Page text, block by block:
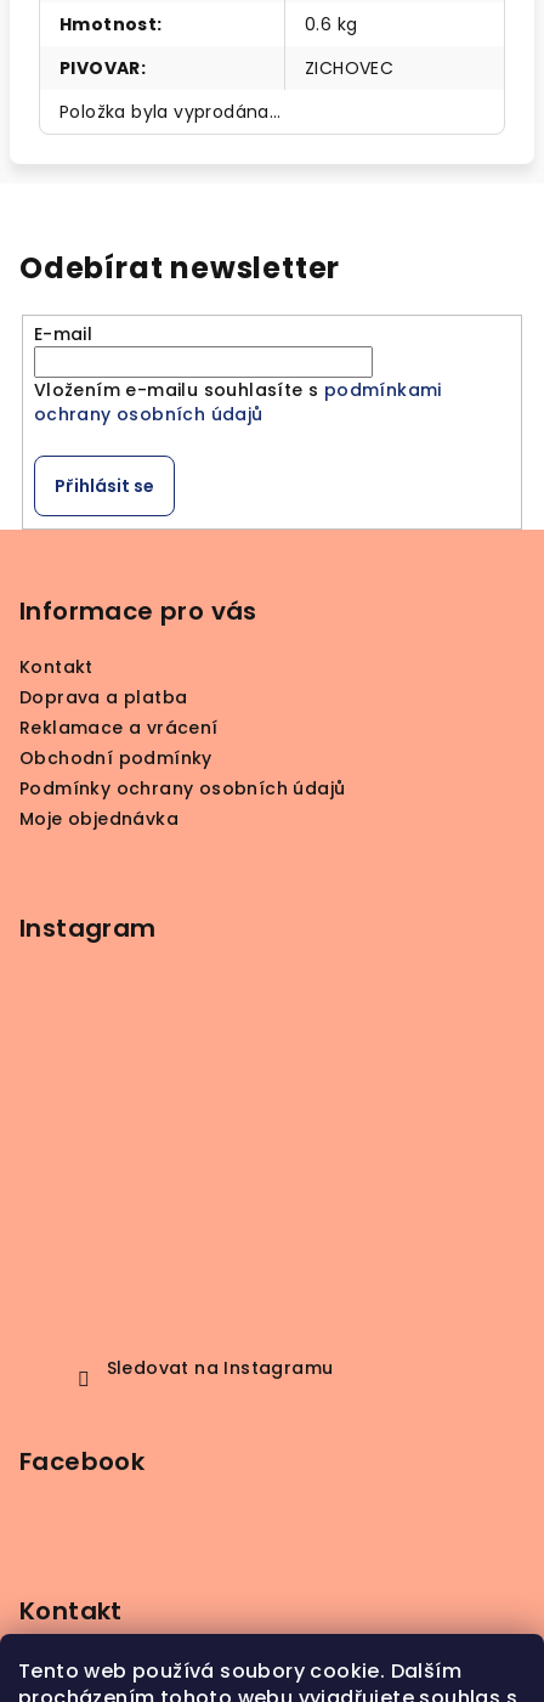
Tento web používá soubory cookie. Dalším
Hmotnost:
0.6 kg
PIVOVAR:
ZICHOVEC
Položka byla vyprodána…
Odebírat newsletter
E-mail
Vložením e-mailu souhlasíte s podmínkami
ochrany osobních údajů
Přihlásit se
Informace pro vás
Kontakt
Doprava a platba
Reklamace a vrácení
Obchodní podmínky
Podmínky ochrany osobních údajů
Moje objednávka
Instagram
Sledovat na Instagramu
Facebook
Kontakt
info@beerbutik.cz
+420 606 123 111